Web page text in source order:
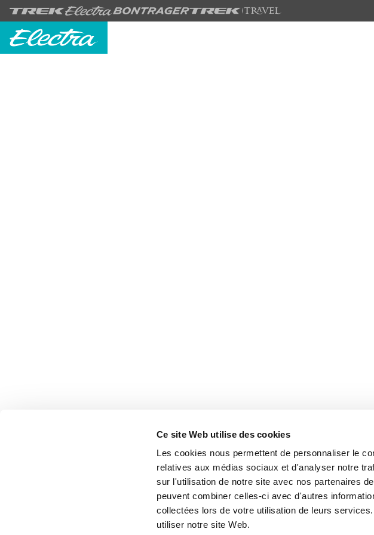
Ce site Web utilise des cookies
Les cookies nous permettent de personnaliser le
relatives aux médias sociaux et d'analyser notre
sur l'utilisation de notre site avec nos partenaires
peuvent combiner celles-ci avec d'autres
collectées lors de votre utilisation de leurs
utiliser notre site Web.